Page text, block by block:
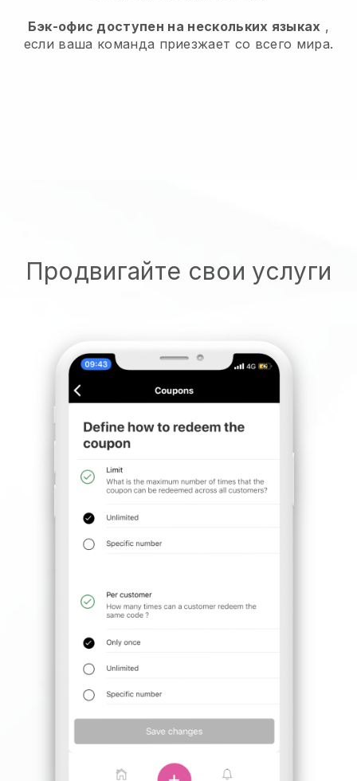
Бэк-офис доступен на нескольких языках ,
если ваша команда приезжает со всего мира.
Продвигайте свои услуги